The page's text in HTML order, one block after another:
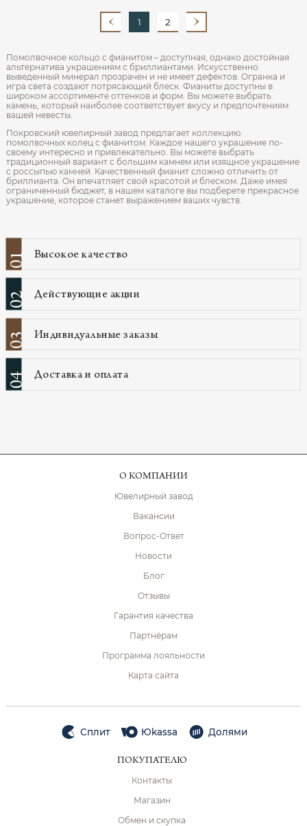
1 2
Помолвочное кольцо с фианитом – доступная, однако достойная
альтернатива украшениям с бриллиантами. Искусственно
выведенный минерал прозрачен и не имеет дефектов. Огранка и
игра света создают потрясающий блеск. Фианиты доступны в
широком ассортименте оттенков и форм. Вы можете выбрать
камень, который наиболее соответствует вкусу и предпочтениям
вашей невесты.
Покровский ювелирный завод предлагает коллекцию
помолвочных колец с фианитом. Каждое нашего украшение по-
своему интересно и привлекательно. Вы можете выбрать
традиционный вариант с большим камнем или изящное украшение
с россыпью камней. Качественный фианит сложно отличить от
бриллианта. Он впечатляет свой красотой и блеском. Даже имея
ограниченный бюджет, в нашем каталоге вы подберете прекрасное
украшение, которое станет выражением ваших чувств.
01 Высокое качество
02 Действующие акции
03 Индивидуальные заказы
04 Доставка и оплата
О КОМПАНИИ
Ювелирный завод
Вакансии
Вопрос-Ответ
Новости
Блог
Отзывы
Гарантия качества
Партнёрам
Программа лояльности
Карта сайта
Сплит Юkassa Долями
ПОКУПАТЕЛЮ
Контакты
Магазин
Обмен и скупка